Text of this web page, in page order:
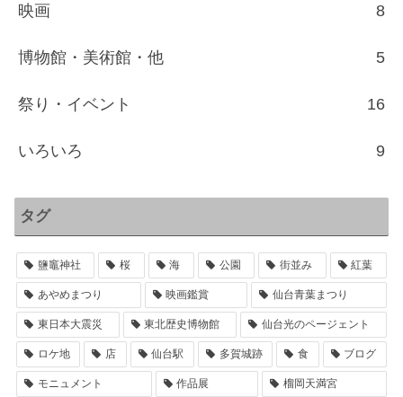
映画 8
博物館・美術館・他 5
祭り・イベント 16
いろいろ 9
タグ
鹽竈神社 桜 海 公園 街並み 紅葉
あやめまつり 映画鑑賞 仙台青葉まつり
東日本大震災 東北歴史博物館 仙台光のページェント
ロケ地 店 仙台駅 多賀城跡 食 ブログ
モニュメント 作品展 榴岡天満宮